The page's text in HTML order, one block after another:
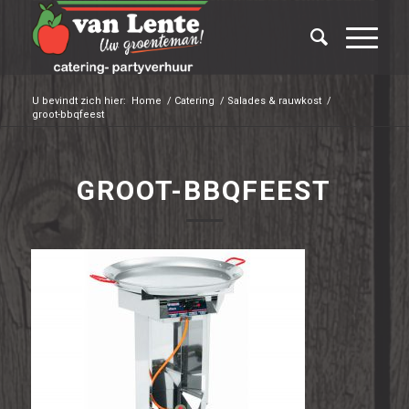
U bevindt zich hier: Home / Catering / Salades & rauwkost /
groot-bbqfeest
GROOT-BBQFEEST